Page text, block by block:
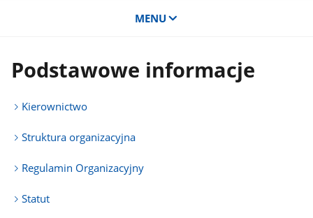
MENU
Podstawowe informacje
Kierownictwo
Struktura organizacyjna
Regulamin Organizacyjny
Statut